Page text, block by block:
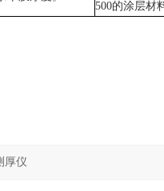
500的涂层材